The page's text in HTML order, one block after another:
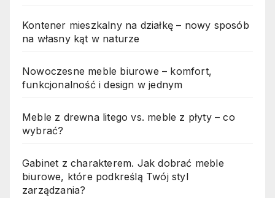
Kontener mieszkalny na działkę – nowy sposób
na własny kąt w naturze
Nowoczesne meble biurowe – komfort,
funkcjonalność i design w jednym
Meble z drewna litego vs. meble z płyty – co
wybrać?
Gabinet z charakterem. Jak dobrać meble
biurowe, które podkreślą Twój styl
zarządzania?